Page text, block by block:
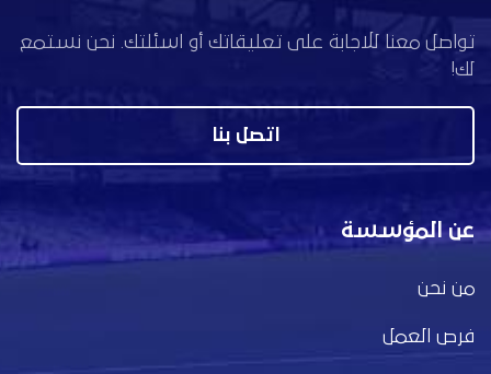
تواصل معنا للاجابة على تعليقاتك أو اسئلتك. نحن نستمع
لك!
اتصل بنا
عن المؤسسة
من نحن
فرص العمل